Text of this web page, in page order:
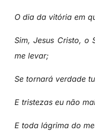
O dia da vitória em
Sim, Jesus Cristo, o
me levar;
Se tornará verdade
E tristezas eu não
E toda lágrima do